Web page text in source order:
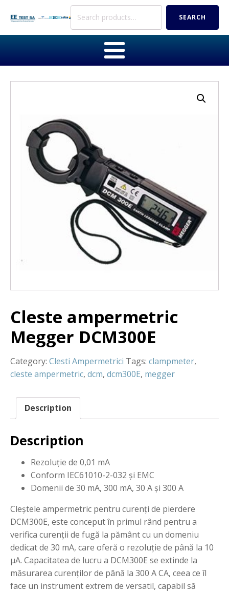
Search
SEARCH
Cleste ampermetric
Megger DCM300E
Category: Clesti Ampermetrici Tags: clampmeter,
cleste ampermetric, dcm, dcm300E, megger
Description
Description
Rezoluţie de 0,01 mA
Conform IEC61010-2-032 şi EMC
Domenii de 30 mA, 300 mA, 30 A şi 300 A
Cleştele ampermetric pentru curenţi de pierdere
DCM300E, este conceput în primul rând pentru a
verifica curenții de fugă la pământ cu un domeniu
dedicat de 30 mA, care oferă o rezoluție de până la 10
μA. Capacitatea de lucru a DCM300E se extinde la
măsurarea curenților de până la 300 A CA, ceea ce îl
face un instrument extrem de versatil, capabil să